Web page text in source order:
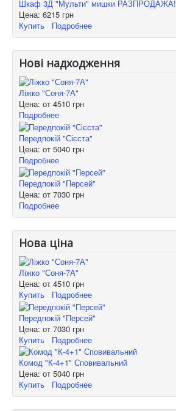
Шкаф 3Д "Мульти" мишки РАЗПРОДАЖА!
Цена: 6215 грн
Купить
Подробнее
Нові надходження
Ліжко "Соня-7А"
Цена: от 4510 грн
Подробнее
Передпокій "Сієста"
Цена: от 5040 грн
Подробнее
Передпокій "Персей"
Цена: от 7030 грн
Подробнее
Нова ціна
Ліжко "Соня-7А"
Цена: от 4510 грн
Купить
Подробнее
Передпокій "Персей"
Цена: от 7030 грн
Купить
Подробнее
Комод "К-4+1" Сповивальний
Цена: от 5040 грн
Купить
Подробнее